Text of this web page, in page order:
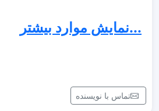
همانطور که مستحضرید طبق شرح
...نمایش موارد بیشتر
تماس با نویسنده